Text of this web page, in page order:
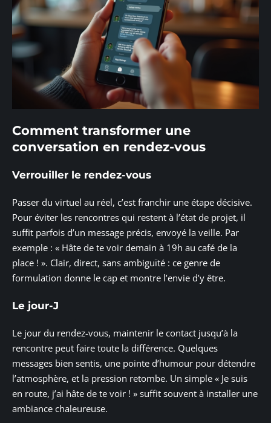
Comment transformer une
conversation en rendez-vous
Verrouiller le rendez-vous
Passer du virtuel au réel, c’est franchir une étape décisive.
Pour éviter les rencontres qui restent à l’état de projet, il
suffit parfois d’un message précis, envoyé la veille. Par
exemple : « Hâte de te voir demain à 19h au café de la
place ! ». Clair, direct, sans ambiguïté : ce genre de
formulation donne le cap et montre l’envie d’y être.
Le jour-J
Le jour du rendez-vous, maintenir le contact jusqu’à la
rencontre peut faire toute la différence. Quelques
messages bien sentis, une pointe d’humour pour détendre
l’atmosphère, et la pression retombe. Un simple « Je suis
en route, j’ai hâte de te voir ! » suffit souvent à installer une
ambiance chaleureuse.